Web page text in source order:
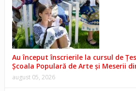
Au început înscrierile la cursul de
Școala Populară de Arte și Meserii
august 05, 2026